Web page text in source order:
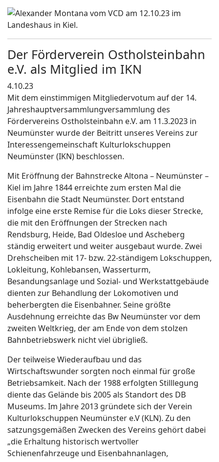
Der Förderverein Ostholsteinbahn
e.V. als Mitglied im IKN
4.10.23
Mit dem einstimmigen Mitgliedervotum auf der 14.
Jahreshauptversammlungversammlung des
Fördervereins Ostholsteinbahn e.V. am 11.3.2023 in
Neumünster wurde der Beitritt unseres Vereins zur
Interessengemeinschaft Kulturlokschuppen
Neumünster (IKN) beschlossen.
Mit Eröffnung der Bahnstrecke Altona – Neumünster –
Kiel im Jahre 1844 erreichte zum ersten Mal die
Eisenbahn die Stadt Neumünster. Dort entstand
infolge eine erste Remise für die Loks dieser Strecke,
die mit den Eröffnungen der Strecken nach
Rendsburg, Heide, Bad Oldesloe und Ascheberg
ständig erweitert und weiter ausgebaut wurde. Zwei
Drehscheiben mit 17- bzw. 22-ständigem Lokschuppen,
Lokleitung, Kohlebansen, Wasserturm,
Besandungsanlage und Sozial- und Werkstattgebäude
dienten zur Behandlung der Lokomotiven und
beherbergten die Eisenbahner. Seine größte
Ausdehnung erreichte das Bw Neumünster vor dem
zweiten Weltkrieg, der am Ende von dem stolzen
Bahnbetriebswerk nicht viel übrigließ.
Der teilweise Wiederaufbau und das
Wirtschaftswunder sorgten noch einmal für große
Betriebsamkeit. Nach der 1988 erfolgten Stilllegung
diente das Gelände bis 2005 als Standort des DB
Museums. Im Jahre 2013 gründete sich der Verein
Kulturlokschuppen Neumünster e.V (KLN). Zu den
satzungsgemäßen Zwecken des Vereins gehört dabei
„die Erhaltung historisch wertvoller
Schienenfahrzeuge und Eisenbahnanlagen,